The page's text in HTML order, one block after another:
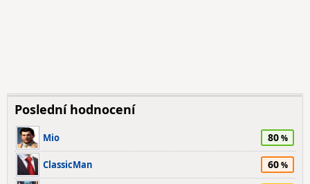
Poslední hodnocení
Mio 80
ClassicMan 60